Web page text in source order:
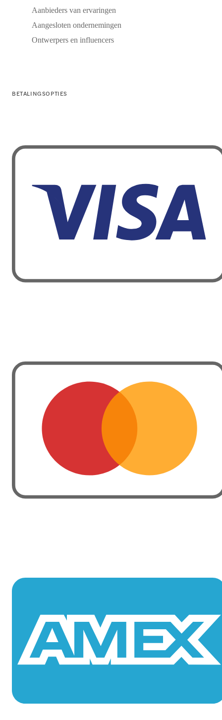
Aanbieders van ervaringen
Aangesloten ondernemingen
Ontwerpers en influencers
BETALINGSOPTIES